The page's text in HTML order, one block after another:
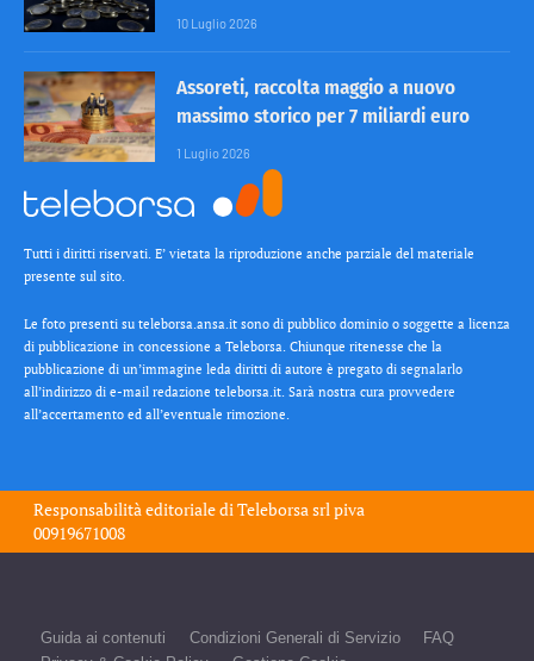
10 Luglio 2026
Assoreti, raccolta maggio a nuovo
massimo storico per 7 miliardi euro
1 Luglio 2026
Tutti i diritti riservati. E’ vietata la riproduzione anche parziale del materiale
presente sul sito.
Le foto presenti su teleborsa.ansa.it sono di pubblico dominio o soggette a licenza
di pubblicazione in concessione a Teleborsa. Chiunque ritenesse che la
pubblicazione di un’immagine leda diritti di autore è pregato di segnalarlo
all’indirizzo di e-mail redazione teleborsa.it. Sarà nostra cura provvedere
all’accertamento ed all’eventuale rimozione.
Responsabilità editoriale diTeleborsa srl piva
00919671008
Guida ai contenuti Condizioni Generali di Servizio
FAQ